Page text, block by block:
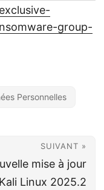
group-
Personnelles
SUIVANT »
mise à jour
Linux 2025.2